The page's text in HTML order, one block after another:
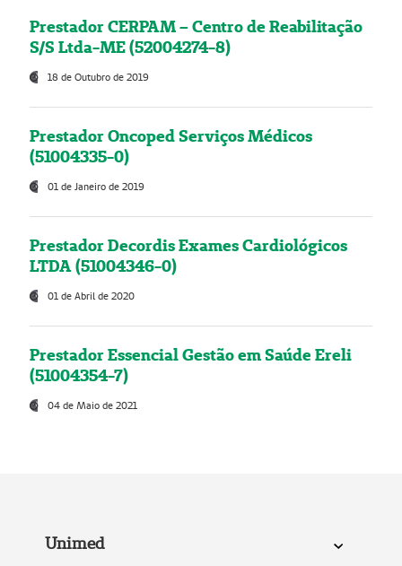
Prestador CERPAM – Centro de Reabilitação
S/S Ltda-ME (52004274-8)
18 de Outubro de 2019
Prestador Oncoped Serviços Médicos
(51004335-0)
01 de Janeiro de 2019
Prestador Decordis Exames Cardiológicos
LTDA (51004346-0)
01 de Abril de 2020
Prestador Essencial Gestão em Saúde Ereli
(51004354-7)
04 de Maio de 2021
Unimed